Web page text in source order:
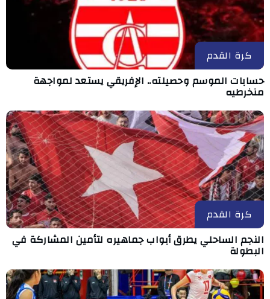
كرة القدم
حسابات الموسم وحصيلته.. الإفريقي يستعد لمواجهة
منخرطيه
كرة القدم
النجم الساحلي يطرق أبواب جماهيره لتأمين المشاركة في
البطولة